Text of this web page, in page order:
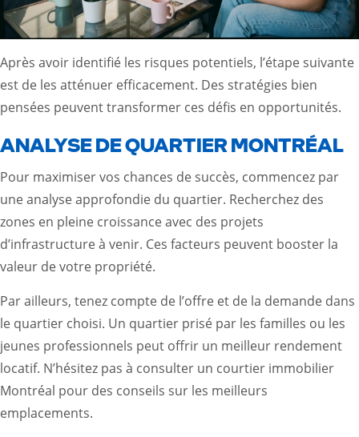
Après avoir identifié les risques potentiels, l’étape suivante
est de les atténuer efficacement. Des stratégies bien
pensées peuvent transformer ces défis en opportunités.
ANALYSE DE QUARTIER MONTRÉAL
Pour maximiser vos chances de succès, commencez par
une analyse approfondie du quartier. Recherchez des
zones en pleine croissance avec des projets
d’infrastructure à venir. Ces facteurs peuvent booster la
valeur de votre propriété.
Par ailleurs, tenez compte de l’offre et de la demande dans
le quartier choisi. Un quartier prisé par les familles ou les
jeunes professionnels peut offrir un meilleur rendement
locatif. N’hésitez pas à consulter un courtier immobilier
Montréal pour des conseils sur les meilleurs
emplacements.